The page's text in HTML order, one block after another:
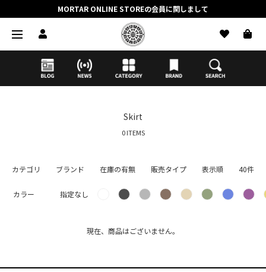
MORTAR ONLINE STOREの会員に関しまして
抽選応募時のクレジットカード決済の引き落としに関しまして
【応募前に必ずお読みください】抽選応募に関する注意事項
MORTAR ONLINE STOREの会員に関しまして
Skirt
0 ITEMS
カテゴリ ブランド 在庫の有無 販売タイプ 表示順 40件
カラー 指定なし
現在、商品はございません。